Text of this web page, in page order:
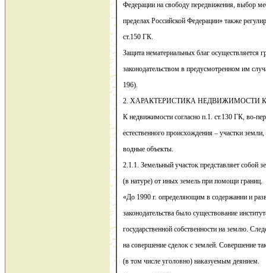
Федерации на свободу передвижения, выбор
пределах Российской Федерации» также
ст.150 ГК.
Защита нематериальных благ осуществляется
законодательством в предусмотренном им
196).
2. ХАРАКТЕРИСТИКА НЕДВИЖИМОСТИ
К недвижимости согласно п.1. ст.130 ГК, во-
естественного происхождения – участки
водные объекты.
2.1.1. Земельный участок представляет собой
(в натуре) от иных земель при помощи границ.
«До 1990 г. определяющим в содержании и
законодательства было существование
государственной собственности на землю.
на совершение сделок с землей. Совершение
(в том числе уголовно) наказуемым деянием.